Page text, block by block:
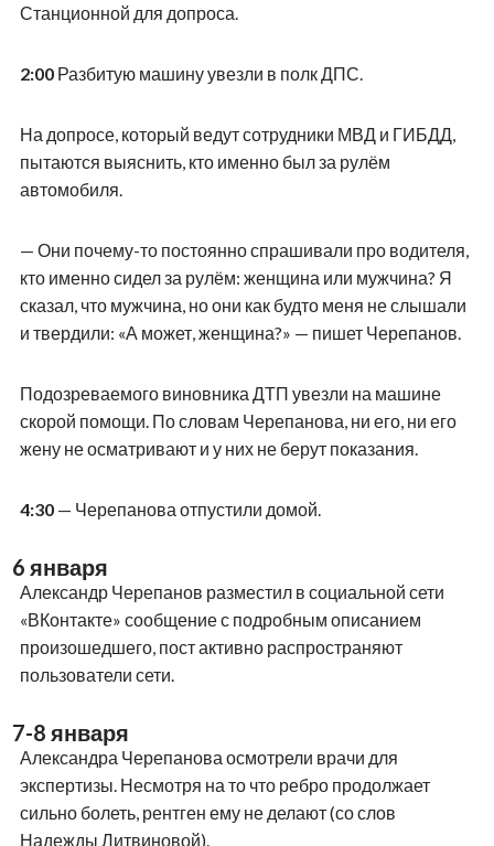
Станционной для допроса.
2:00Разбитую машину увезли в полк ДПС.
На допросе, который ведут сотрудники МВД и ГИБДД,
пытаются выяснить, кто именно был за рулём
автомобиля.
— Они почему-то постоянно спрашивали про водителя,
кто именно сидел за рулём: женщина или мужчина? Я
сказал, что мужчина, но они как будто меня не слышали
и твердили: «А может, женщина?» — пишет Черепанов.
Подозреваемого виновника ДТП увезли на машине
скорой помощи. По словам Черепанова, ни его, ни его
жену не осматривают и у них не берут показания.
4:30— Черепанова отпустили домой.
6 января
Александр Черепанов разместил в социальной сети
«ВКонтакте» сообщение с подробным описанием
произошедшего, пост активно распространяют
пользователи сети.
7-8 января
Александра Черепанова осмотрели врачи для
экспертизы. Несмотря на то что ребро продолжает
сильно болеть, рентген ему не делают (со слов
Надежды Литвиновой).